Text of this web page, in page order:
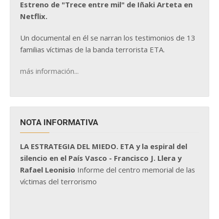
Estreno de "Trece entre mil" de Iñaki Arteta en
Netflix.
Un documental en él se narran los testimonios de 13
familias víctimas de la banda terrorista ETA.
más información...
NOTA INFORMATIVA
LA ESTRATEGIA DEL MIEDO. ETA y la espiral del
silencio en el País Vasco - Francisco J. Llera y
Rafael Leonisio Informe del centro memorial de las
víctimas del terrorismo